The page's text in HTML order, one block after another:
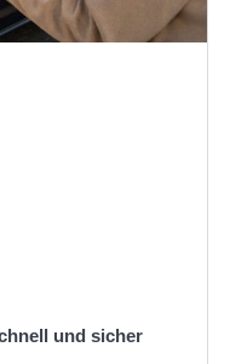
und sicher